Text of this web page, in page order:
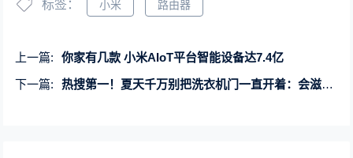
标签： 小米 路由器
上一篇:
你家有几款 小米AIoT平台智能设备达7.4亿
下一篇:
热搜第一！夏天千万别把洗衣机门一直开着：会滋生蚊虫